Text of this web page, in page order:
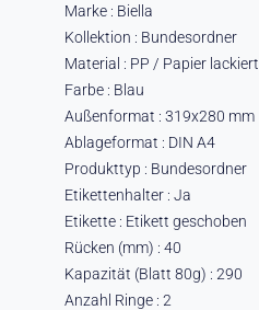
Marke : Biella
Kollektion : Bundesordner
Material : PP / Papier lackiert
Farbe : Blau
Außenformat : 319x280 mm
Ablageformat : DIN A4
Produkttyp : Bundesordner
Etikettenhalter : Ja
Etikette : Etikett geschoben
Rücken (mm) : 40
Kapazität (Blatt 80g) : 290
Anzahl Ringe : 2